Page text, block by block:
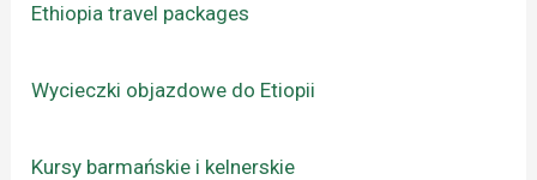
Ethiopia travel packages
Wycieczki objazdowe do Etiopii
Kursy barmańskie i kelnerskie